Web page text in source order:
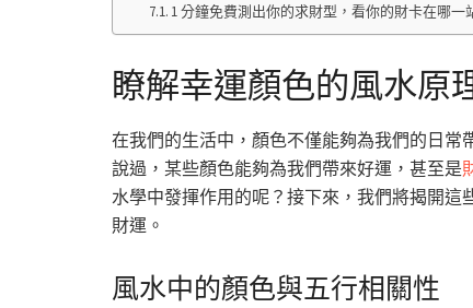
1 分鐘免費測出你的求財型，看你的財卡在哪一
瞭解幸運顏色的風水原
在我們的生活中，顏色不僅能夠為我們的日常
說過，某些顏色能夠為我們帶來好運，甚至是
水學中發揮作用的呢？接下來，我們將揭開
財運。
風水中的顏色與五行相關性